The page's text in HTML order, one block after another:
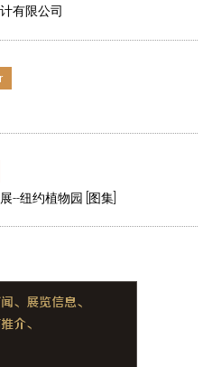
有限公司
--纽约植物园 [图集]